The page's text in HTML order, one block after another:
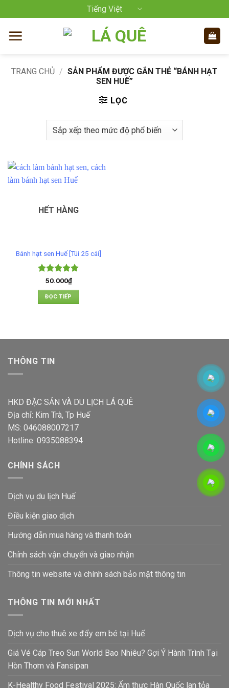
qua
nội
Tiếng Việt
TRANG CHỦ / SẢN PHẨM ĐƯỢC GẮN THẺ “BÁNH HẠT
SEN HUẾ”
LỌC
HẾT HÀNG
Bánh hạt sen Huế [Túi 25 cái]
Được xếp
hạng55
sao
50.000₫
ĐỌC TIẾP
THÔNG TIN
HKD ĐẶC SẢN VÀ DU LỊCH LÁ QUÊ
Địa chỉ: Kim Trà, Tp Huế
MS: 046088007217
Hotline: 0935088394
CHÍNH SÁCH
Dịch vụ du lịch Huế
Điều kiện giao dịch
Hướng dẫn mua hàng và thanh toán
Chính sách vận chuyển và giao nhận
Thông tin website và chính sách bảo mật thông tin
THÔNG TIN MỚI NHẤT
Dịch vụ cho thuê xe đẩy em bé tại Huế
Giá Vé Cáp Treo Sun World Bao Nhiêu? Gợi Ý Hành Trình Tại
Hòn Thơm và Fansipan
K-Healthy Food Festival 2025: Ẩm thực Hàn Quốc lan tỏa